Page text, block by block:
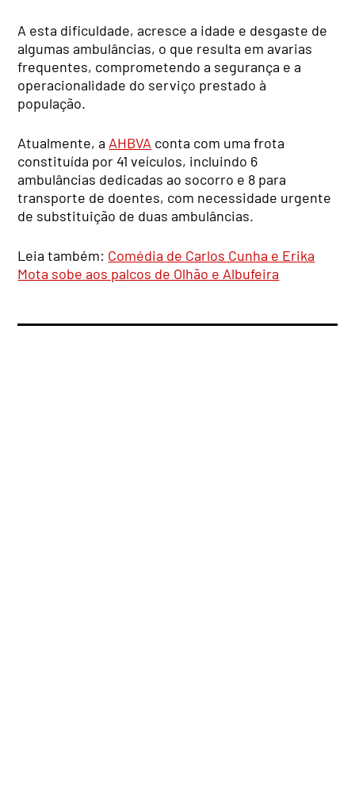
A esta dificuldade, acresce a idade e desgaste de
algumas ambulâncias, o que resulta em avarias
frequentes, comprometendo a segurança e a
operacionalidade do serviço prestado à
população.
Atualmente, a AHBVA conta com uma frota
constituída por 41 veículos, incluindo 6
ambulâncias dedicadas ao socorro e 8 para
transporte de doentes, com necessidade urgente
de substituição de duas ambulâncias.
Leia também: Comédia de Carlos Cunha e Erika
Mota sobe aos palcos de Olhão e Albufeira